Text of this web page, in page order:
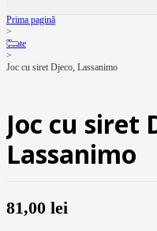
Prima pagină
>
Toate
>
Joc cu siret Djeco, Lassanimo
Joc cu siret
Lassanimo
81,00 lei